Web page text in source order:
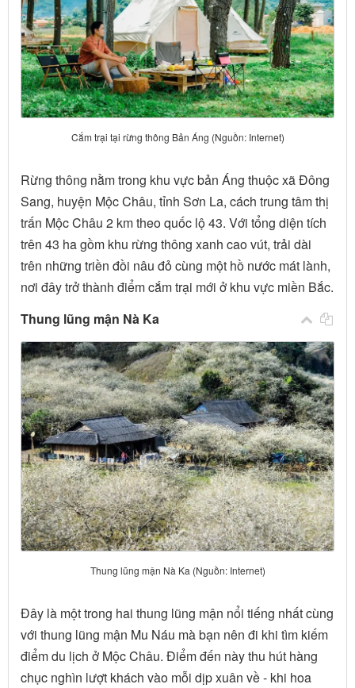
Cắm trại tại rừng thông Bản Áng (Nguồn: Internet)
Rừng thông nằm trong khu vực bản Áng thuộc xã Đông
Sang, huyện Mộc Châu, tỉnh Sơn La, cách trung tâm thị
trấn Mộc Châu 2 km theo quốc lộ 43. Với tổng diện tích
trên 43 ha gồm khu rừng thông xanh cao vút, trải dài
trên những triền đồi nâu đỏ cùng một hồ nước mát lành,
nơi đây trở thành điểm cắm trại mới ở khu vực miền Bắc.
Thung lũng mận Nà Ka
Thung lũng mận Nà Ka (Nguồn: Internet)
Đây là một trong hai thung lũng mận nổi tiếng nhất cùng
với thung lũng mận Mu Náu mà bạn nên đi khi tìm kiếm
điểm du lịch ở Mộc Châu. Điểm đến này thu hút hàng
chục nghìn lượt khách vào mỗi dịp xuân về - khi hoa